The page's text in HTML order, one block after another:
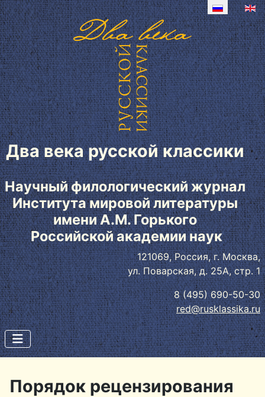
Два века русской классики
Научный филологический журнал
Института мировой литературы
имени А.М. Горького
Российской академии наук
121069, Россия, г. Москва,
ул. Поварская, д. 25А, стр. 1
8 (495) 690-50-30
red@rusklassika.ru
Порядок рецензирования